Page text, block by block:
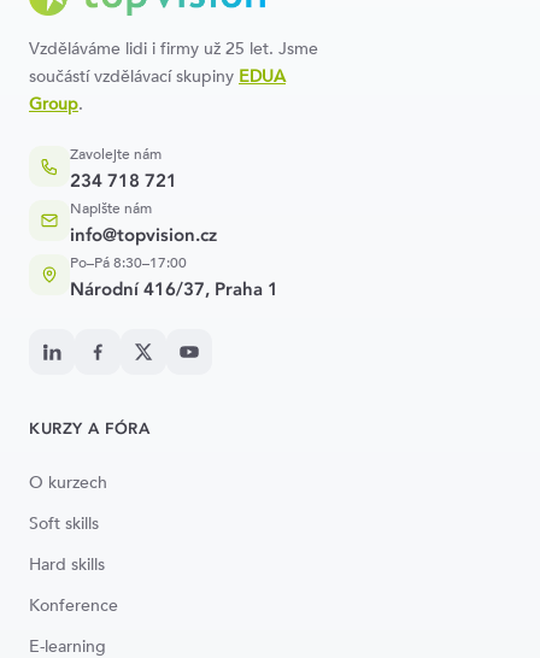
Vzděláváme lidi i firmy už 25 let. Jsme
součástí vzdělávací skupiny EDUA
Group.
Zavolejte nám
234 718 721
Napište nám
info@topvision.cz
Po–Pá 8:30–17:00
Národní 416/37, Praha 1
KURZY A FÓRA
O kurzech
Soft skills
Hard skills
Konference
E-learning